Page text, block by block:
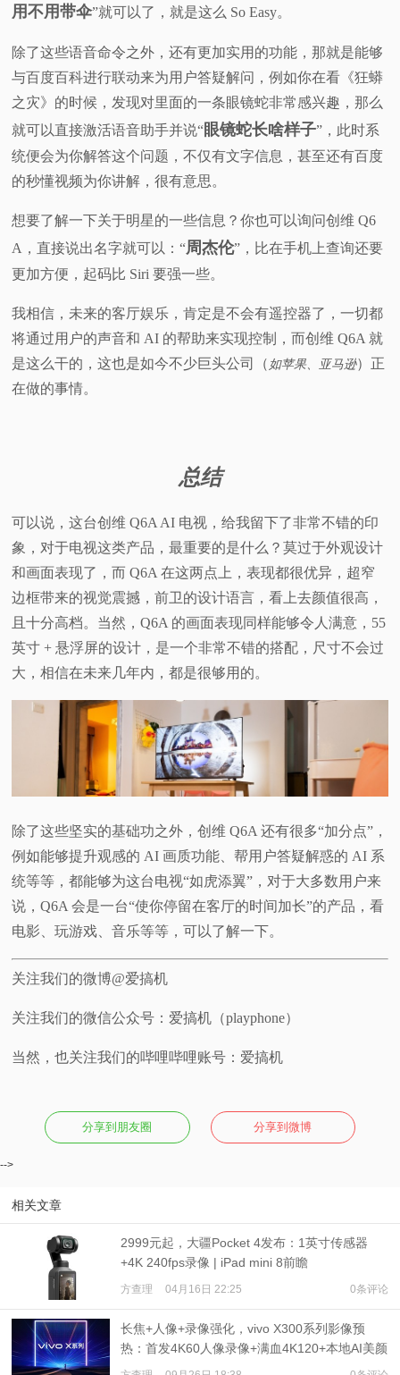
用不用带伞”就可以了，就是这么 So Easy。
除了这些语音命令之外，还有更加实用的功能，那就是能够
与百度百科进行联动来为用户答疑解问，例如你在看《狂蟒
之灾》的时候，发现对里面的一条眼镜蛇非常感兴趣，那么
就可以直接激活语音助手并说“眼镜蛇长啥样子”，此时系
统便会为你解答这个问题，不仅有文字信息，甚至还有百度
的秒懂视频为你讲解，很有意思。
想要了解一下关于明星的一些信息？你也可以询问创维 Q6
A，直接说出名字就可以：“周杰伦”，比在手机上查询还要
更加方便，起码比 Siri 要强一些。
我相信，未来的客厅娱乐，肯定是不会有遥控器了，一切都
将通过用户的声音和 AI 的帮助来实现控制，而创维 Q6A 就
是这么干的，这也是如今不少巨头公司（ 如苹果、亚马逊）正
在做的事情。
总结
可以说，这台创维 Q6A AI 电视，给我留下了非常不错的印
象，对于电视这类产品，最重要的是什么？莫过于外观设计
和画面表现了，而 Q6A 在这两点上，表现都很优异，超窄
边框带来的视觉震撼，前卫的设计语言，看上去颜值很高，
且十分高档。当然，Q6A 的画面表现同样能够令人满意，55
英寸 + 悬浮屏的设计，是一个非常不错的搭配，尺寸不会过
大，相信在未来几年内，都是很够用的。
除了这些坚实的基础功之外，创维 Q6A 还有很多“加分点”，
例如能够提升观感的 AI 画质功能、帮用户答疑解惑的 AI 系
统等等，都能够为这台电视“如虎添翼”，对于大多数用户来
说，Q6A 会是一台“使你停留在客厅的时间加长”的产品，看
电影、玩游戏、音乐等等，可以了解一下。
关注我们的微博@爱搞机
关注我们的微信公众号：爱搞机（playphone）
当然，也关注我们的哔哩哔哩账号：爱搞机
分享到朋友圈 分享到微博
-->
相关文章
2999元起，大疆Pocket 4发布：1英寸传感器
+4K 240fps录像 | iPad mini 8前瞻
方查理 04月16日 22:25 0条评论
长焦+人像+录像强化，vivo X300系列影像预
热：首发4K60人像录像+满血4K120+本地AI美颜